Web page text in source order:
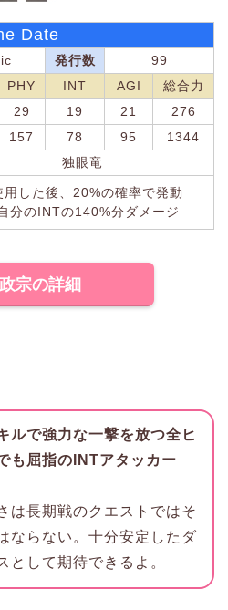
Date
発行数
99
PHY INT AGI
総合力
29 19 21
276
157 78 95
1344
独眼竜
した後、20%の確率で発動
分のINTの140%分ダメージ
宗の詳細
ルで強力な一撃を放つ全ヒ
も屈指のINTアタッカー
は長期戦のクエストではそ
ならない。十分安定したダ
として期待できるよ。